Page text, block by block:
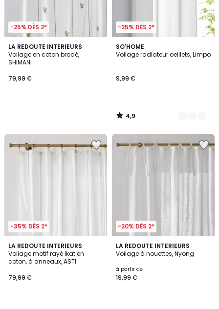
-25% DÈS 2*
LA REDOUTE INTERIEURS
Voilage en coton brodé,
SHIMANI
79,99 €
-25% DÈS 2*
SO'HOME
Voilage radiateur oeillets, Limpo
9,99 €
4,9
/ 5
2
Couleurs
4,9
/
-35% DÈS 2*
LA REDOUTE INTERIEURS
Voilage motif rayé ikat en
coton, à anneaux, ASTI
79,99 €
-20% DÈS 2*
LA REDOUTE INTERIEURS
Voilage à nouettes, Nyong
à partir de
19,99 €
4,5
/ 5
2
Couleurs